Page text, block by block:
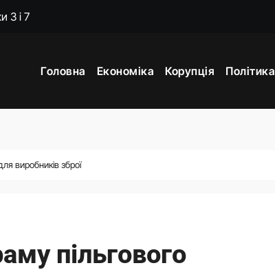
наступ Росії на фронті у глухий кут
для закінчення війни після рішення Сенату США
Головна Економіка Корупція Політика
виробників зброї
пільгового